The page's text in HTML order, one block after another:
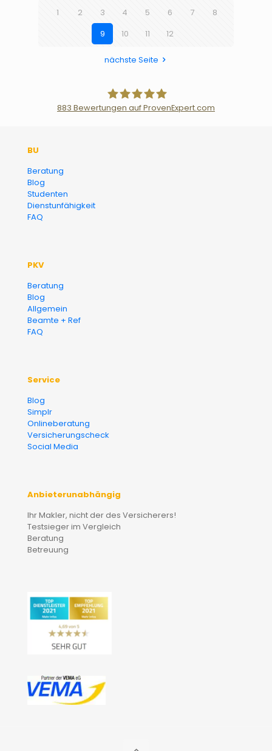
1 2 3 4 5 6 7
8
9
10 11 12
nächste Seite
883 Bewertungen auf ProvenExpert.com
BU
Beratung
Blog
Studenten
Dienstunfähigkeit
FAQ
PKV
Beratung
Blog
Allgemein
Beamte + Ref
FAQ
Service
Blog
Simplr
Onlineberatung
Versicherungscheck
Social Media
Anbieterunabhängig
Ihr Makler, nicht der des Versicherers!
Testsieger im Vergleich
Beratung
Betreuung